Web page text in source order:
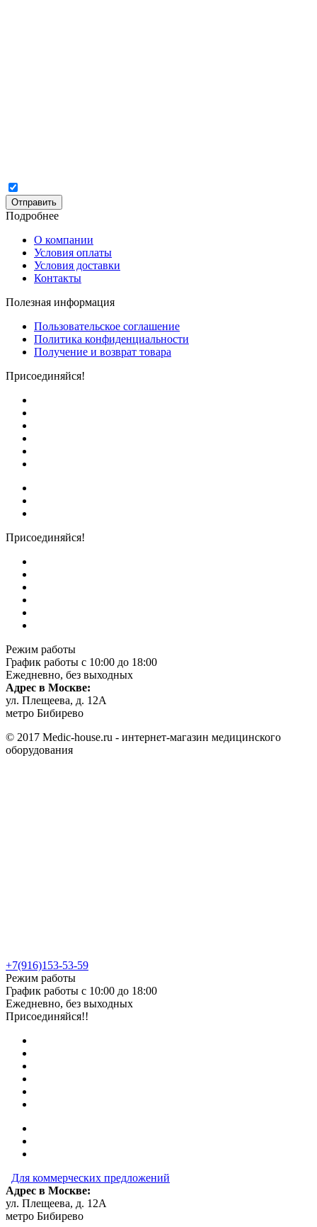
Отправить
Подробнее
О компании
Условия оплаты
Условия доставки
Контакты
Полезная информация
Пользовательское соглашение
Политика конфиденциальности
Получение и возврат товара
Присоединяйся!
Присоединяйся!
Режим работы
График работы с 10:00 до 18:00
Ежедневно, без выходных
Адрес в Москве:
ул. Плещеева, д. 12А
метро Бибирево
© 2017 Medic-house.ru - интернет-магазин медицинского
оборудования
+7(916)153-53-59
Режим работы
График работы с 10:00 до 18:00
Ежедневно, без выходных
Присоединяйся!!
Для коммерческих предложений
Адрес в Москве:
ул. Плещеева, д. 12А
метро Бибирево